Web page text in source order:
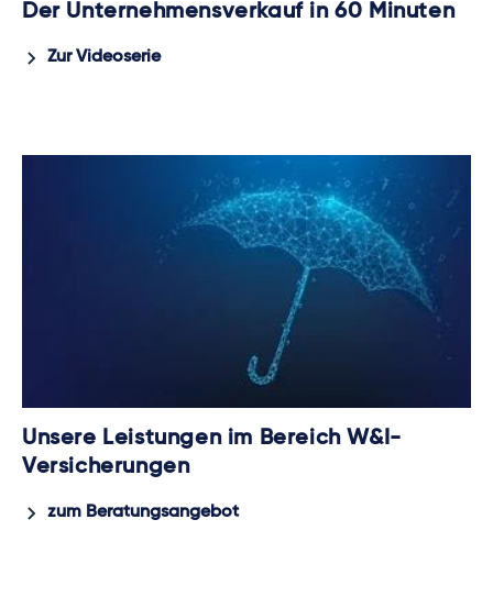
Der Unternehmensverkauf in 60 Minuten
Zur Videoserie
Unsere Leistungen im Bereich W&I-
Versicherungen
zum Beratungsangebot